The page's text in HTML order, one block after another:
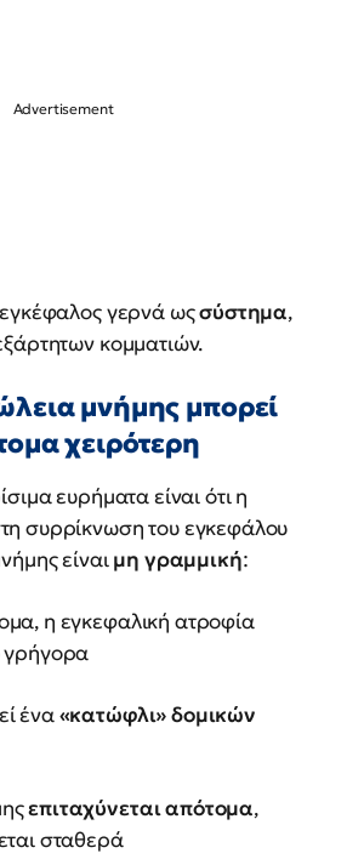
γερνά ωςσύστημα,
κομματιών.
μνήμης μπορεί
χειρότερη
ευρήματα είναι ότι η
συρρίκνωση του εγκεφάλου
είναιμη γραμμική:
η εγκεφαλική ατροφία
γρήγορα
ένα«κατώφλι» δομικών
επιταχύνεται απότομα,
σταθερά